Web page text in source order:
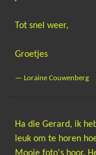
Tot snel weer,
Groetjes
— Loraine Couwenberg
Ha die Gerard, ik
leuk om te horen
Mooie foto's hoor.